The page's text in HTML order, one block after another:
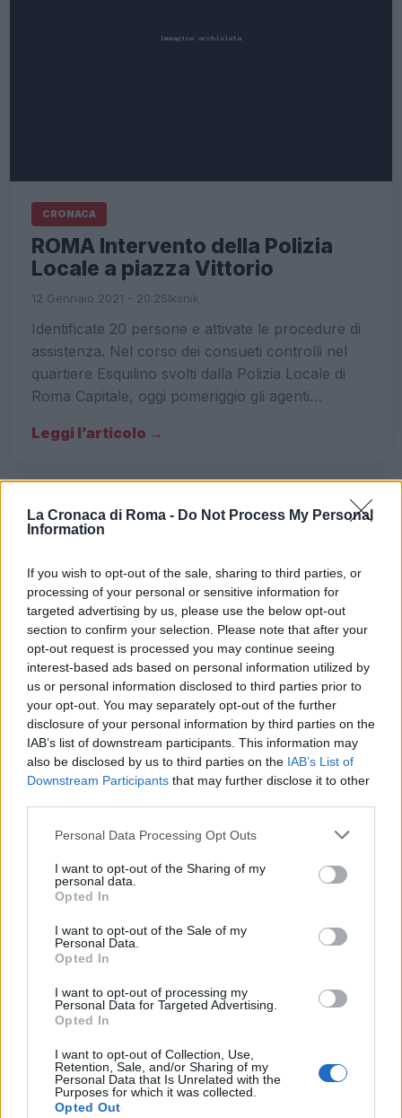
La Cronaca di Roma - Do Not Process My Personal
Information
If you wish to opt-out of the sale, sharing to third parties, or
processing of your personal or sensitive information for
targeted advertising by us, please use the below opt-out
section to confirm your selection. Please note that after your
opt-out request is processed you may continue seeing
interest-based ads based on personal information utilized by
us or personal information disclosed to third parties prior to
your opt-out. You may separately opt-out of the further
disclosure of your personal information by third parties on the
IAB’s list of downstream participants. This information may
also be disclosed by us to third parties on the IAB’s List of
Downstream Participants that may further disclose it to other
Please note that this website/app uses one or more Google
not limited to your visit or usage behaviour. You may click to
grant or deny consent to Google and its third-party tags to
use your data for below specified purposes in below Google
consent section.
Personal Data Processing Opt Outs
I want to opt-out of the Sharing of my
personal data.
Opted In
I want to opt-out of the Sale of my
Personal Data.
Opted In
I want to opt-out of processing my
Personal Data for Targeted Advertising.
Opted In
I want to opt-out of Collection, Use,
Retention, Sale, and/or Sharing of my
Personal Data that Is Unrelated with the
Purposes for which it was collected.
Opted Out
CRONACA
ROMA Intervento della Polizia
Locale a piazza Vittorio
12 Gennaio 2021 - 20:25Iksnik
Identificate 20 persone e attivate le procedure di
assistenza. Nel corso dei consueti controlli nel
quartiere Esquilino svolti dalla Polizia Locale di
Roma Capitale, oggi pomeriggio gli agenti…
Leggi l’articolo →
ROMA E DINTORNI
ROMA Raggi: “Via bancarelle da
portici Piazza Vittorio”
ROMA E’ una Virginia Raggi molto soddisfatta
quella che annuncia su Facebook l’addio alle
bancarele posizionate sotto i portici di Piazza
Raggi…
Leggi l’articolo →